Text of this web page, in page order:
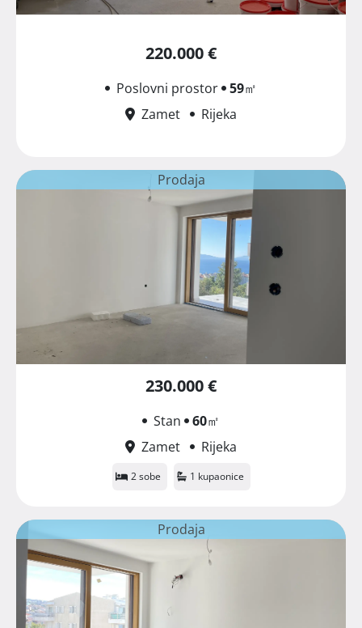
220.000 €
Poslovni prostor 59㎡
Zamet
Rijeka
Prodaja
230.000 €
Stan 60㎡
Zamet
Rijeka
2 sobe 1 kupaonice
Prodaja